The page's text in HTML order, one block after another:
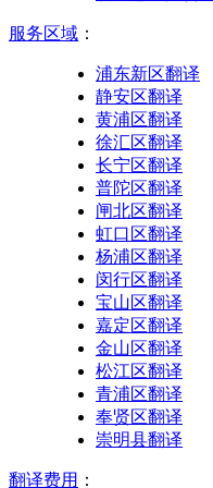
服务区域 ：
浦东新区翻译
静安区翻译
黄浦区翻译
徐汇区翻译
长宁区翻译
普陀区翻译
闸北区翻译
虹口区翻译
杨浦区翻译
闵行区翻译
宝山区翻译
嘉定区翻译
金山区翻译
松江区翻译
青浦区翻译
奉贤区翻译
崇明县翻译
翻译费用 ：